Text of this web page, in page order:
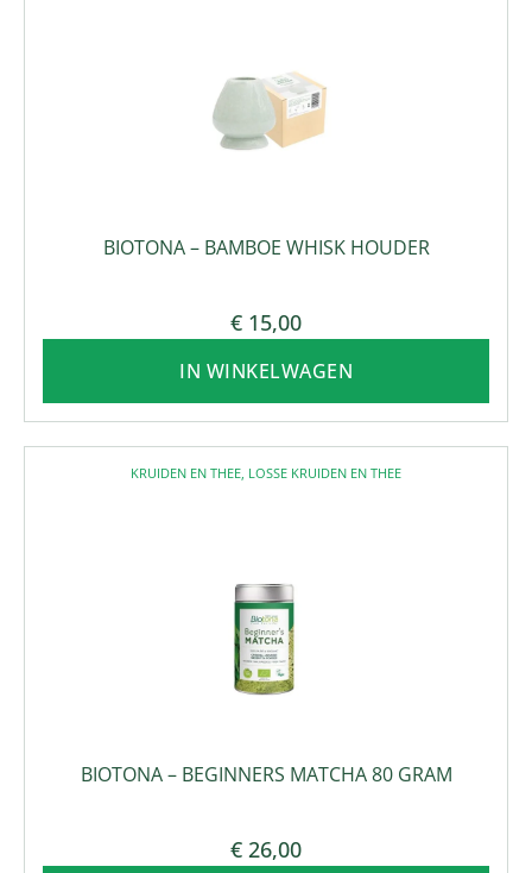
BIOTONA – BAMBOE WHISK HOUDER
€ 15,00
IN WINKELWAGEN
KRUIDEN EN THEE LOSSE KRUIDEN EN THEE
BIOTONA – BEGINNERS MATCHA 80 GRAM
€ 26,00